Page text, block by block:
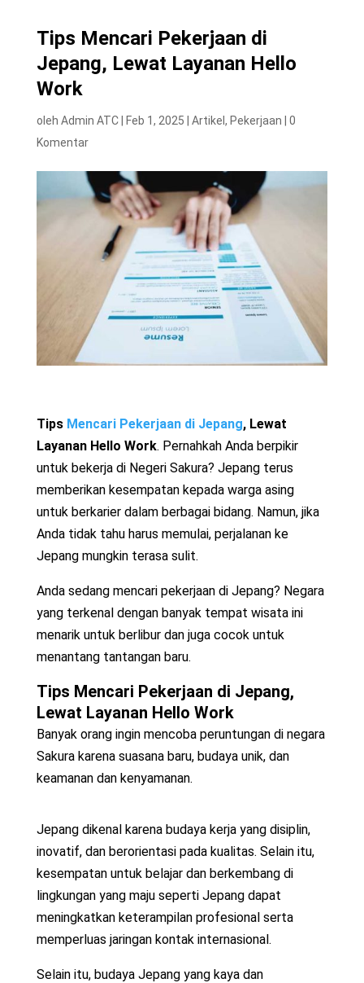
Tips Mencari Pekerjaan di
Jepang, Lewat Layanan Hello
Work
oleh Admin ATC| Feb 1, 2025 Artikel , Pekerjaan
0
Komentar
Tips Mencari Pekerjaan di Jepang, Lewat
Layanan Hello Work. Pernahkah Anda berpikir
untuk bekerja di Negeri Sakura? Jepang terus
memberikan kesempatan kepada warga asing
untuk berkarier dalam berbagai bidang. Namun, jika
Anda tidak tahu harus memulai, perjalanan ke
Jepang mungkin terasa sulit.
Anda sedang mencari pekerjaan di Jepang? Negara
yang terkenal dengan banyak tempat wisata ini
menarik untuk berlibur dan juga cocok untuk
menantang tantangan baru.
Tips Mencari Pekerjaan di Jepang,
Lewat Layanan Hello Work
Banyak orang ingin mencoba peruntungan di negara
Sakura karena suasana baru, budaya unik, dan
keamanan dan kenyamanan.
Jepang dikenal karena budaya kerja yang disiplin,
inovatif, dan berorientasi pada kualitas. Selain itu,
kesempatan untuk belajar dan berkembang di
lingkungan yang maju seperti Jepang dapat
meningkatkan keterampilan profesional serta
memperluas jaringan kontak internasional.
Selain itu, budaya Jepang yang kaya dan